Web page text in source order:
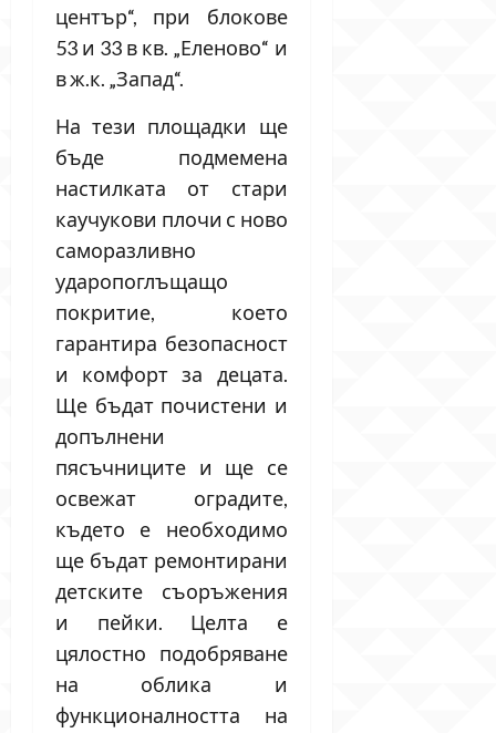
център“, при блокове
53 и 33 в кв. „Еленово“ и
в ж.к. „Запад“.
На тези площадки ще
бъде подмемена
настилката от стари
каучукови плочи с ново
саморазливно
ударопоглъщащо
покритие, което
гарантира безопасност
и комфорт за децата.
Ще бъдат почистени и
допълнени
пясъчниците и ще се
освежат оградите,
където е необходимо
ще бъдат ремонтирани
детските съоръжения
и пейки. Целта е
цялостно подобряване
на облика и
функционалността на